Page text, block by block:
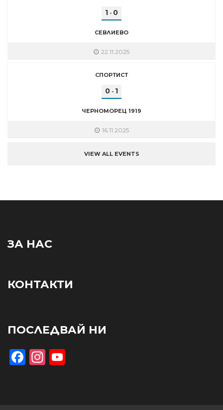
1 - 0
СЕВЛИЕВО
22.11.2025
СПОРТИСТ
0 - 1
ЧЕРНОМОРЕЦ 1919
16.11.2025
VIEW ALL EVENTS
ЗА НАС
КОНТАКТИ
ПОСЛЕДВАЙ НИ
Facebook
Instagram